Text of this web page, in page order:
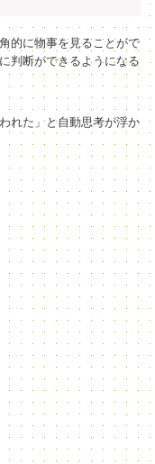
的に物事を見ることがで
判断ができるようになる
れた」と自動思考が浮か